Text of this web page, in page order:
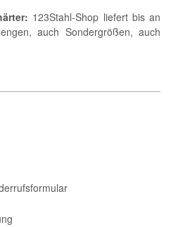
123Stahl-Shop liefert bis an
auch Sondergrößen, auch